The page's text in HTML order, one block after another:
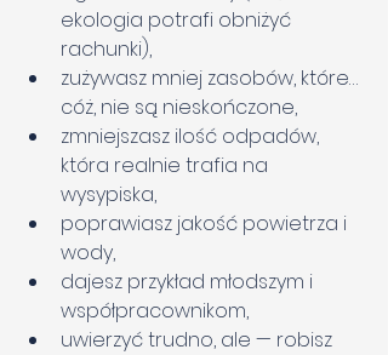
ekologia potrafi obniżyć
rachunki),
zużywasz mniej zasobów, które…
cóż, nie są nieskończone,
zmniejszasz ilość odpadów,
która realnie trafia na
wysypiska,
poprawiasz jakość powietrza i
wody,
dajesz przykład młodszym i
współpracownikom,
uwierzyć trudno, ale — robisz